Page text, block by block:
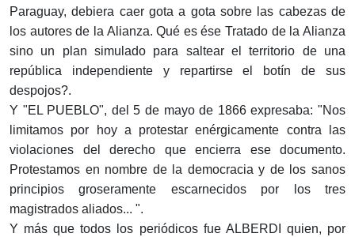
Paraguay, debiera caer gota a gota sobre las cabezas de
los autores de la Alianza. Qué es ése Tratado de la Alianza
sino un plan simulado para saltear el territorio de una
república independiente y repartirse el botín de sus
despojos?.
Y "EL PUEBLO", del 5 de mayo de 1866 expresaba: "Nos
limitamos por hoy a protestar enérgicamente contra las
violaciones del derecho que encierra ese documento.
Protestamos en nombre de la democracia y de los sanos
principios groseramente escarnecidos por los tres
magistrados aliados... ".
Y más que todos los periódicos fue ALBERDI quien, por